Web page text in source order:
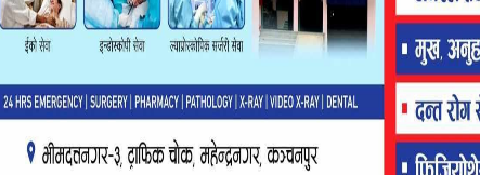
HEADING FLASH HEADING